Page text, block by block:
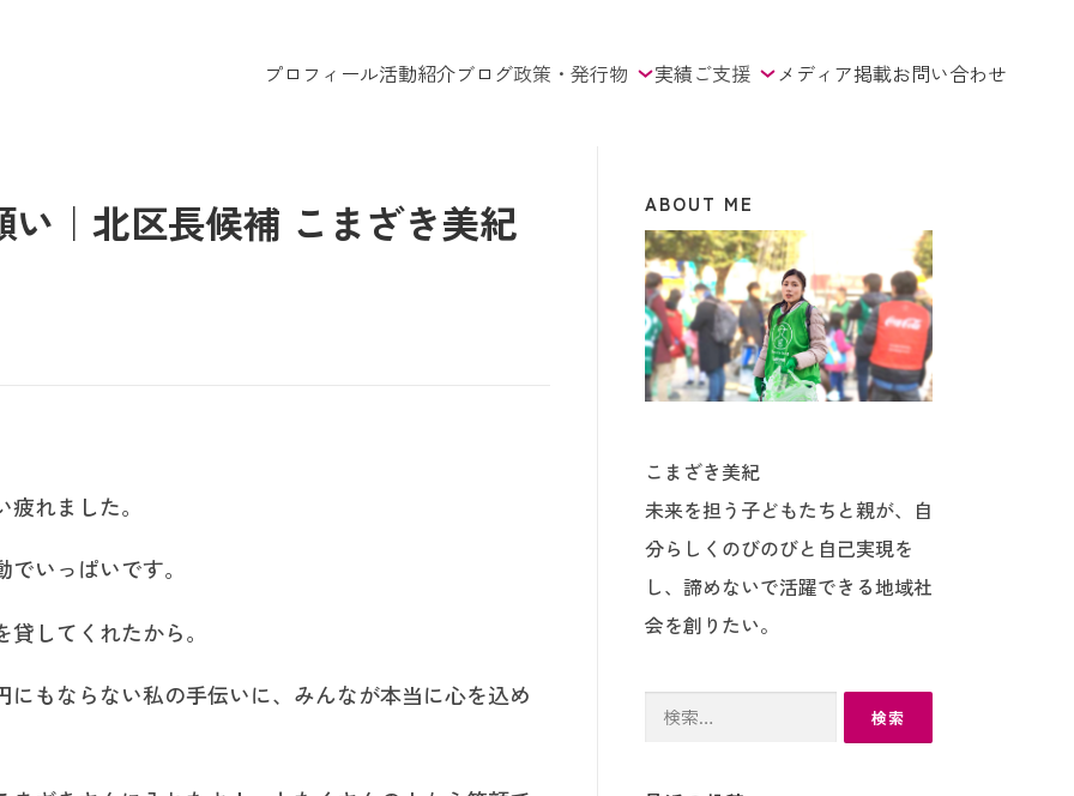
プロフィール活動紹介ブログ政策・発行物 実績ご支援 メディア掲載お問い合わせ
｜北区長候補 こまざき美紀
れました。
いっぱいです。
してくれたから。
もならない私の手伝いに、みんなが本当に心を込め
ABOUT ME
こまざき美紀
未来を担う子どもたちと親が、自
分らしくのびのびと自己実現を
し、諦めないで活躍できる地域社
会を創りたい。